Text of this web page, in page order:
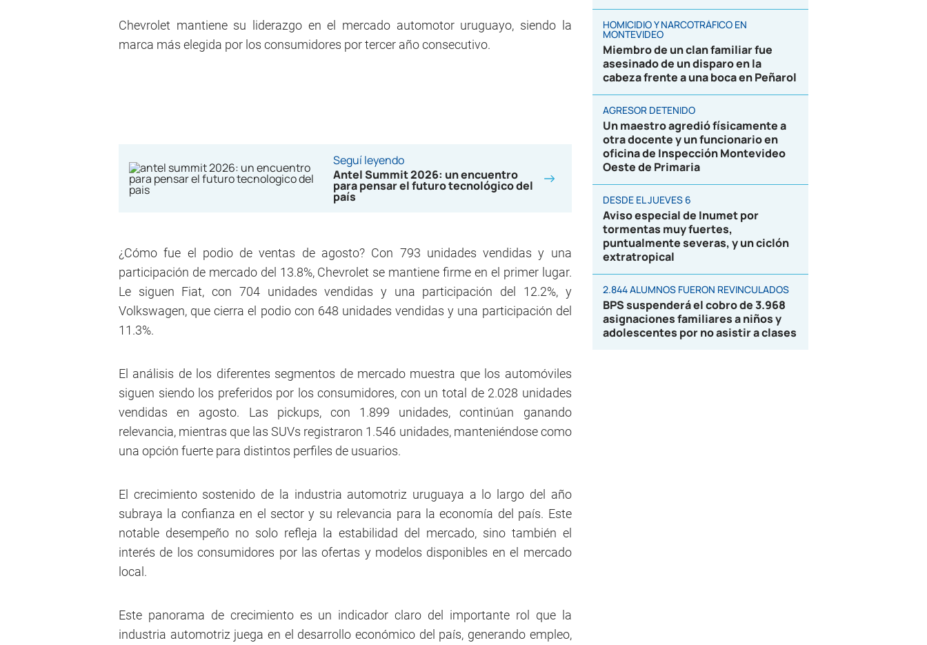
Chevrolet mantiene su liderazgo en el mercado automotor uruguayo, siendo la
marca más elegida por los consumidores por tercer año consecutivo.
Seguí leyendo
Antel Summit 2026: un encuentro
para pensar el futuro tecnológico del
país
¿Cómo fue el podio de ventas de agosto? Con 793 unidades vendidas y una
participación de mercado del 13.8%, Chevrolet se mantiene firme en el primer lugar.
Le siguen Fiat, con 704 unidades vendidas y una participación del 12.2%, y
Volkswagen, que cierra el podio con 648 unidades vendidas y una participación del
11.3%.
El análisis de los diferentes segmentos de mercado muestra que los automóviles
siguen siendo los preferidos por los consumidores, con un total de 2.028 unidades
vendidas en agosto. Las pickups, con 1.899 unidades, continúan ganando
relevancia, mientras que las SUVs registraron 1.546 unidades, manteniéndose como
una opción fuerte para distintos perfiles de usuarios.
El crecimiento sostenido de la industria automotriz uruguaya a lo largo del año
subraya la confianza en el sector y su relevancia para la economía del país. Este
notable desempeño no solo refleja la estabilidad del mercado, sino también el
interés de los consumidores por las ofertas y modelos disponibles en el mercado
local.
Este panorama de crecimiento es un indicador claro del importante rol que la
industria automotriz juega en el desarrollo económico del país, generando empleo,
HOMICIDIO Y NARCOTRÁFICO EN
MONTEVIDEO
Miembro de un clan familiar fue
asesinado de un disparo en la
cabeza frente a una boca en Peñarol
AGRESOR DETENIDO
Un maestro agredió físicamente a
otra docente y un funcionario en
oficina de Inspección Montevideo
Oeste de Primaria
DESDE EL JUEVES 6
Aviso especial de Inumet por
tormentas muy fuertes,
puntualmente severas, y un ciclón
extratropical
2.844 ALUMNOS FUERON REVINCULADOS
BPS suspenderá el cobro de 3.968
asignaciones familiares a niños y
adolescentes por no asistir a clases